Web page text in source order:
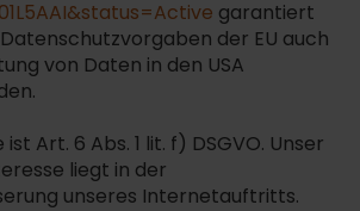
garantiert
der EU auch
von Daten in den USA
Art. 6 Abs. 1 lit. f) DSGVO. Unser
liegt in der
unseres Internetauftritts.